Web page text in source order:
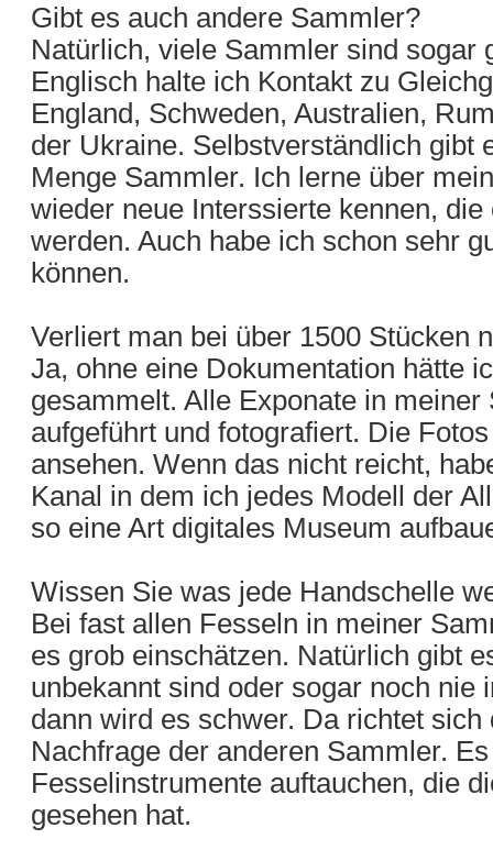
Gibt es auch andere Sammler?
Natürlich, viele Sammler sind sogar
Englisch halte ich Kontakt zu
England, Schweden, Australien,
der Ukraine. Selbstverständlich gibt
Menge Sammler. Ich lerne über
wieder neue Interssierte kennen,
werden. Auch habe ich schon sehr
können.
Verliert man bei über 1500 Stücken
Ja, ohne eine Dokumentation hätte
gesammelt. Alle Exponate in
aufgeführt und fotografiert. Die
ansehen. Wenn das nicht reicht,
Kanal in dem ich jedes Modell der
so eine Art digitales Museum
Wissen Sie was jede Handschelle
Bei fast allen Fesseln in meiner
es grob einschätzen. Natürlich gibt
unbekannt sind oder sogar noch nie
dann wird es schwer. Da richtet
Nachfrage der anderen Sammler.
Fesselinstrumente auftauchen, die
gesehen hat.